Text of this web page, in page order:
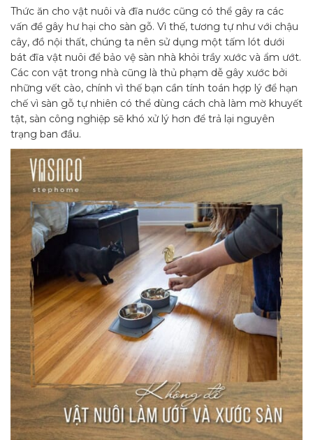
Thức ăn cho vật nuôi và đĩa nước cũng có thể gây ra các
vấn đề gây hư hại cho sàn gỗ. Vì thế, tương tự như với chậu
cây, đồ nội thất, chúng ta nên sử dụng một tấm lót dưới
bát đĩa vật nuôi để bảo vệ sàn nhà khỏi trầy xước và ẩm ướt.
Các con vật trong nhà cũng là thủ phạm dễ gây xước bởi
những vết cào, chính vì thế bạn cần tính toán hợp lý để hạn
chế vì sàn gỗ tự nhiên có thể dùng cách chà làm mờ khuyết
tật, sàn công nghiệp sẽ khó xử lý hơn để trả lại nguyên
trạng ban đầu.